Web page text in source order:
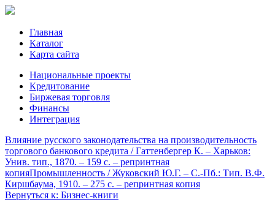
Главная
Каталог
Карта сайта
Национальные проекты
Кредитование
Биржевая торговля
Финансы
Интеграция
Влияние русского законодательства на производительность
торгового банкового кредита / Гаттенбергер К. – Харьков:
Унив. тип., 1870. – 159 с. – репринтная
копияПромышленность / Жуковский Ю.Г. – С.-Пб.: Тип. В.Ф.
Киршбаума, 1910. – 275 c. – репринтная копия
Вернуться к: Бизнес-книги